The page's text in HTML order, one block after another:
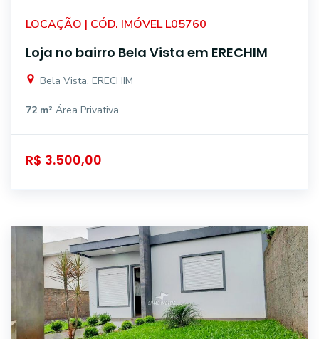
LOCAÇÃO | CÓD. IMÓVEL L05760
Loja no bairro Bela Vista em ERECHIM
Bela Vista, ERECHIM
72 m² Área Privativa
R$ 3.500,00